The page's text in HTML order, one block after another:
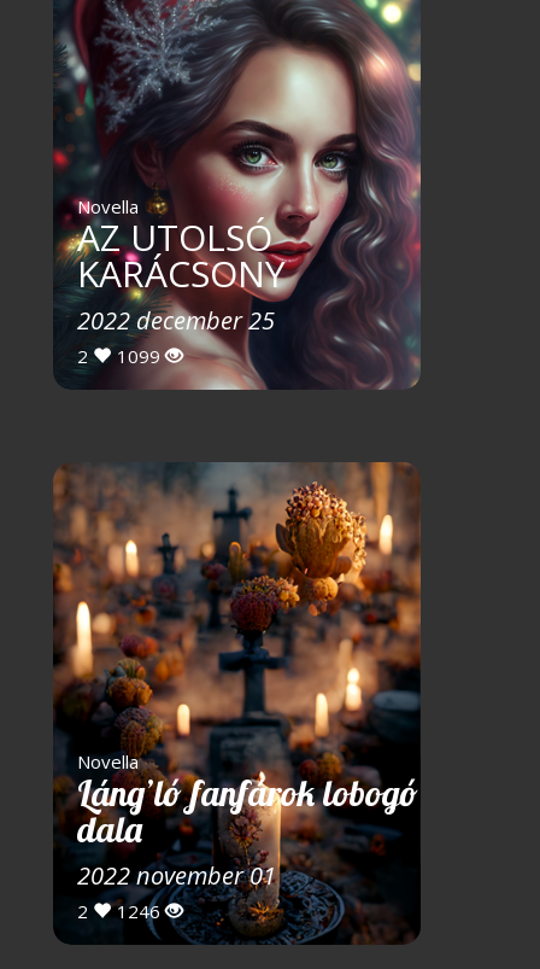
Novella
AZ UTOLSÓ
KARÁCSONY
2022 december 25
2 1099
Novella
Láng’ló fanfárok lobogó
dala
2022 november 01
2 1246